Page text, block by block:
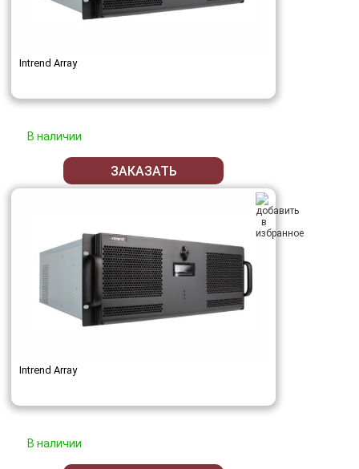
Intrend Array
В наличии
ЗАКАЗАТЬ
Intrend Array
В наличии